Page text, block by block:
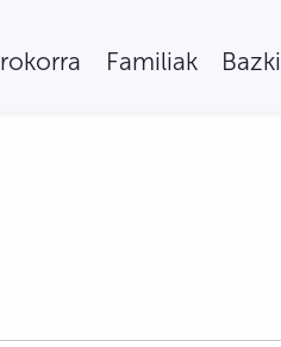
Familiak